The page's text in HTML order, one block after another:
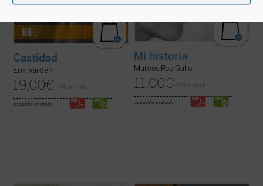
Castidad
Erik Varden
19,00€ IVA incluido
disponible en ebook:
Mi historia
Marcos Pou Gallo
11,00€ IVA incluido
disponible en ebook: